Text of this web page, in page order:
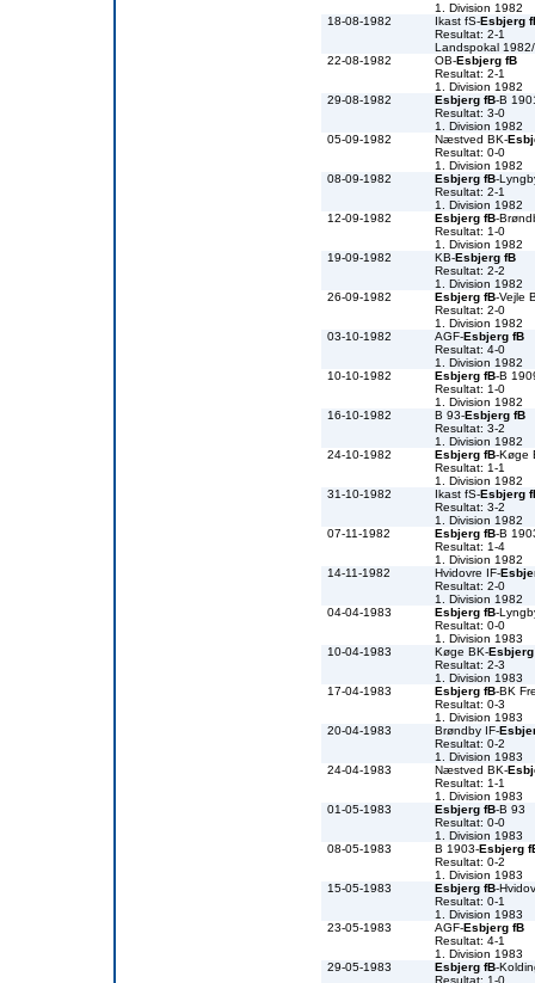
1. Division 1982
18-08-1982
Ikast fS-Esbjerg
Resultat: 2-1
Landspokal
22-08-1982
OB-Esbjerg fB
Resultat: 2-1
1. Division 1982
29-08-1982
Esbjerg fB-B
Resultat: 3-0
1. Division 1982
05-09-1982
Næstved BK-
Resultat: 0-0
1. Division 1982
08-09-1982
Esbjerg fB-
Resultat: 2-1
1. Division 1982
12-09-1982
Esbjerg fB-
Resultat: 1-0
1. Division 1982
19-09-1982
KB-Esbjerg fB
Resultat: 2-2
1. Division 1982
26-09-1982
Esbjerg fB-Vejle
Resultat: 2-0
1. Division 1982
03-10-1982
AGF-Esbjerg fB
Resultat: 4-0
1. Division 1982
10-10-1982
Esbjerg fB-B
Resultat: 1-0
1. Division 1982
16-10-1982
B 93-Esbjerg fB
Resultat: 3-2
1. Division 1982
24-10-1982
Esbjerg fB-Køge
Resultat: 1-1
1. Division 1982
31-10-1982
Ikast fS-Esbjerg
Resultat: 3-2
1. Division 1982
07-11-1982
Esbjerg fB-B
Resultat: 1-4
1. Division 1982
14-11-1982
Hvidovre IF-
Resultat: 2-0
1. Division 1982
04-04-1983
Esbjerg fB-
Resultat: 0-0
1. Division 1983
10-04-1983
Køge BK-
Resultat: 2-3
1. Division 1983
17-04-1983
Esbjerg fB-BK
Resultat: 0-3
1. Division 1983
20-04-1983
Brøndby IF-
Resultat: 0-2
1. Division 1983
24-04-1983
Næstved BK-
Resultat: 1-1
1. Division 1983
01-05-1983
Esbjerg fB-B 93
Resultat: 0-0
1. Division 1983
08-05-1983
B 1903-Esbjerg
Resultat: 0-2
1. Division 1983
15-05-1983
Esbjerg fB-
Resultat: 0-1
1. Division 1983
23-05-1983
AGF-Esbjerg fB
Resultat: 4-1
1. Division 1983
29-05-1983
Esbjerg fB-
Resultat: 1-0